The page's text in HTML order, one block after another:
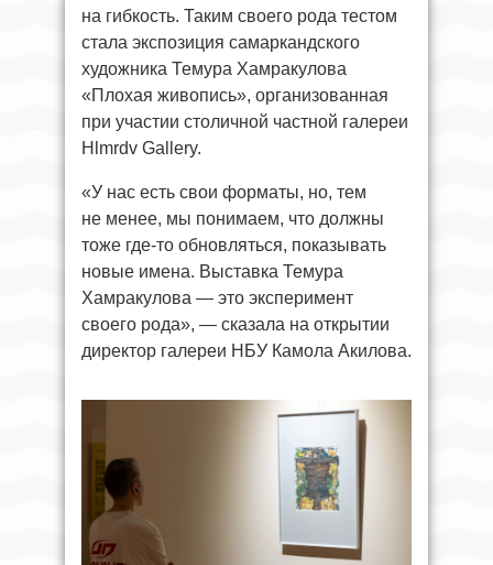
на гибкость. Таким своего рода тестом
стала экспозиция самаркандского
художника Темура Хамракулова
«Плохая живопись», организованная
при участии столичной частной галереи
Hlmrdv Gallery.
«У нас есть свои форматы, но, тем
не менее, мы понимаем, что должны
тоже где-то обновляться, показывать
новые имена. Выставка Темура
Хамракулова — это эксперимент
своего рода», — сказала на открытии
директор галереи НБУ Камола Акилова.